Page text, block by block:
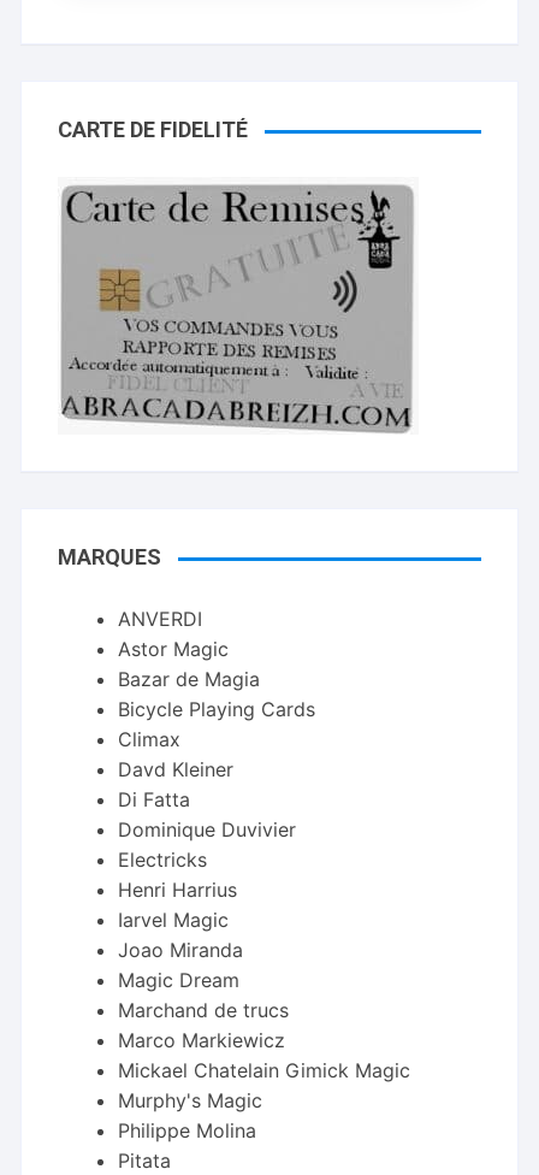
CARTE DE FIDELITÉ
MARQUES
ANVERDI
Astor Magic
Bazar de Magia
Bicycle Playing Cards
Climax
Davd Kleiner
Di Fatta
Dominique Duvivier
Electricks
Henri Harrius
Iarvel Magic
Joao Miranda
Magic Dream
Marchand de trucs
Marco Markiewicz
Mickael Chatelain Gimick Magic
Murphy's Magic
Philippe Molina
Pitata